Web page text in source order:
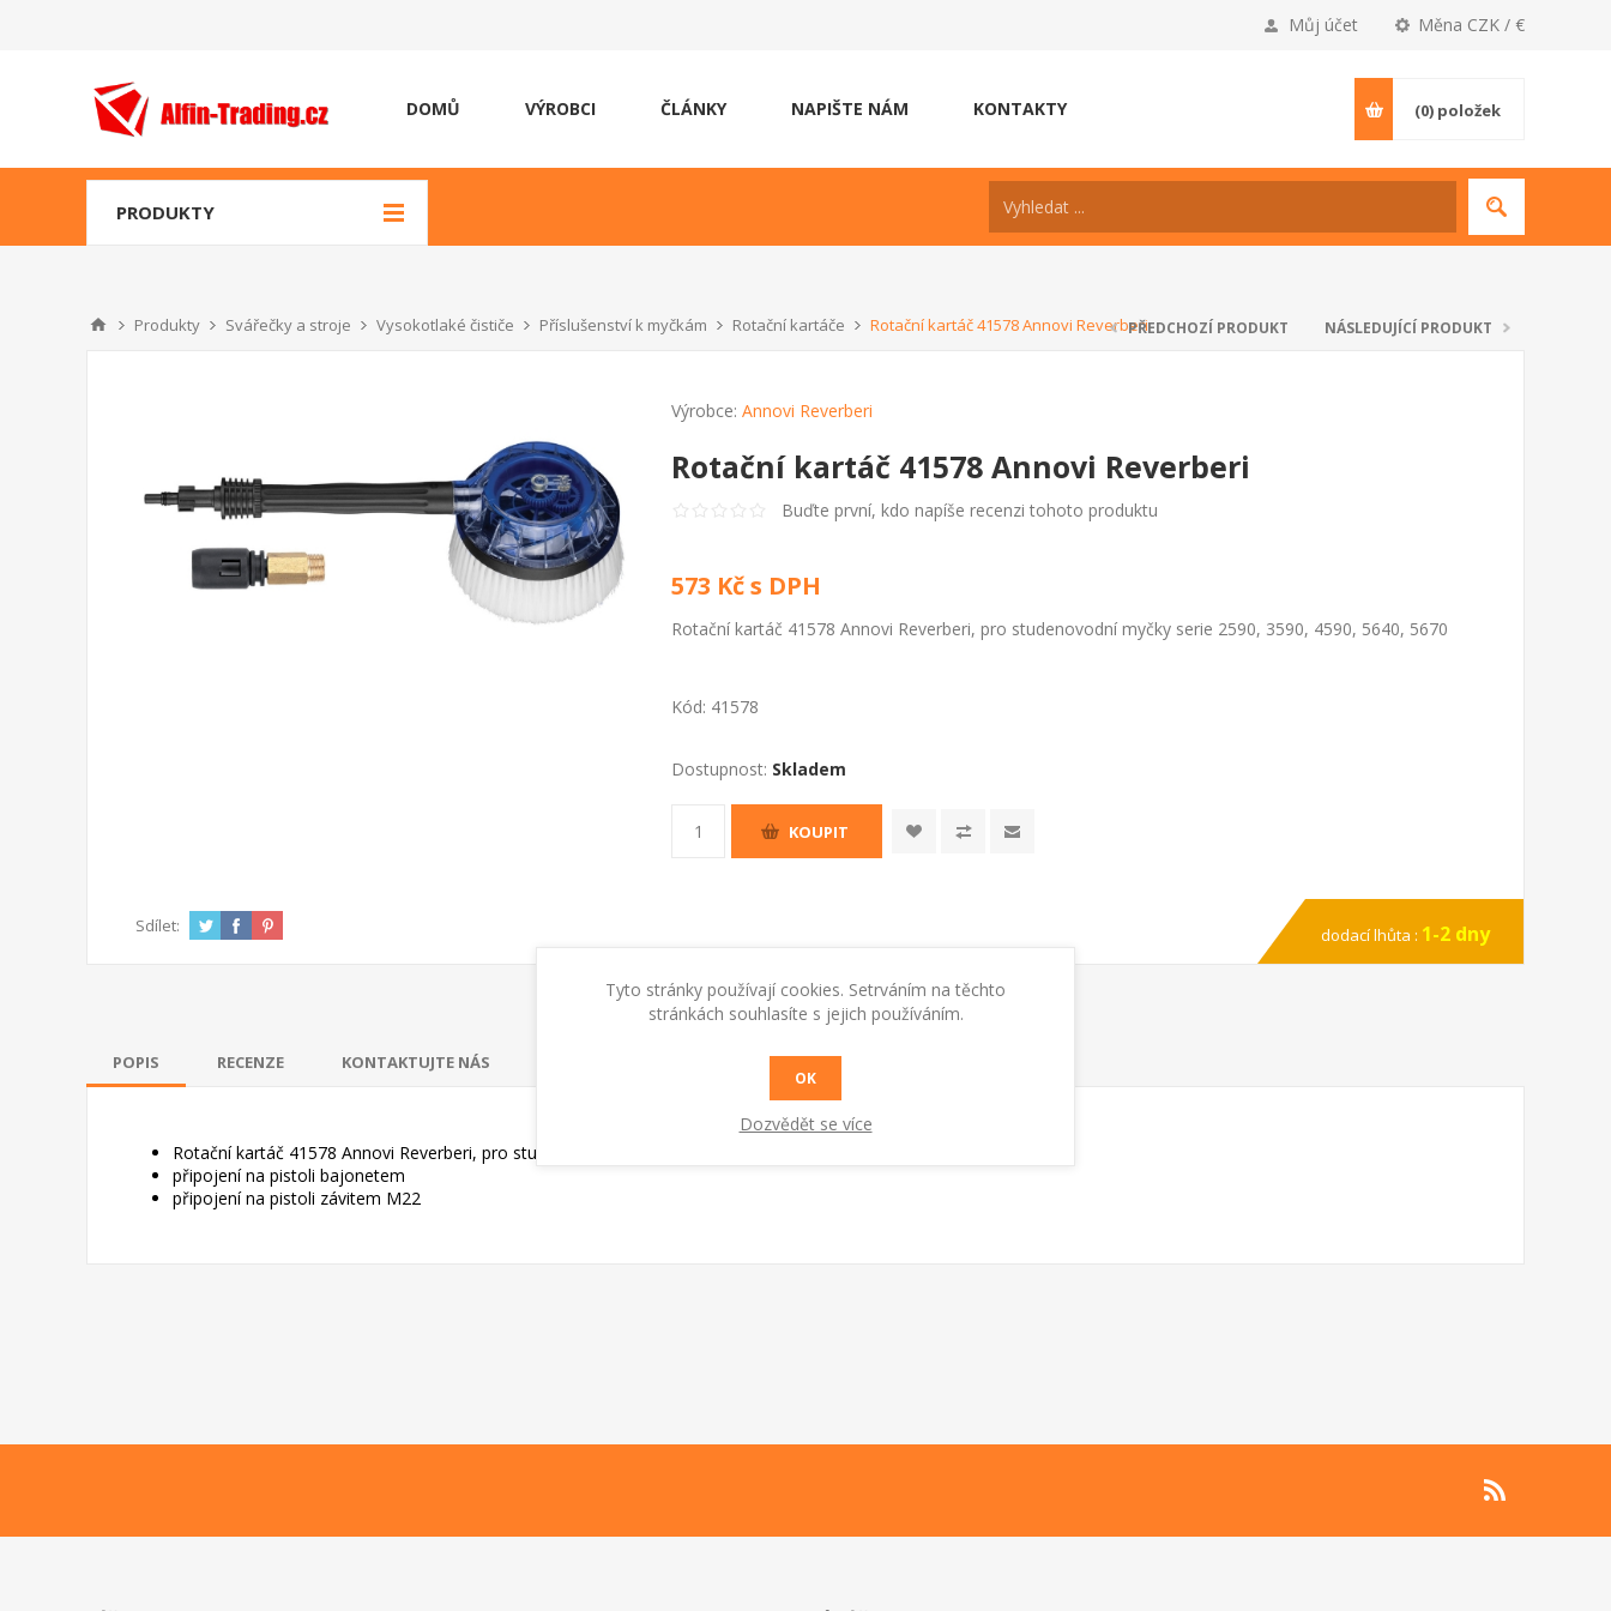
Měna CZK / €
Můj účet
DOMŮ VÝROBCI ČLÁNKY NAPIŠTE NÁM KONTAKTY (0) položek
PRODUKTY
Produkty Svářečky a stroje Vysokotlaké čističe Příslušenství k myčkám Rotační kartáče Rotační kartáč 41578 Annovi ReverberiPŘEDCHOZÍ PRODUKT NÁSLEDUJÍCÍ PRODUKT
Výrobce: Annovi Reverberi
Rotační kartáč 41578 Annovi Reverberi
Buďte první, kdo napíše recenzi tohoto produktu
573 Kč s DPH
Rotační kartáč 41578 Annovi Reverberi, pro studenovodní myčky serie 2590, 3590, 4590, 5640, 5670
Kód: 41578
Dostupnost: Skladem
KOUPIT
Sdílet: dodací lhůta : 1-2 dny
POPIS RECENZE KONTAKTUJTE NÁS
Rotační kartáč 41578 Annovi Reverberi, pro studenovodní myčky serie 2590, 3590, 4590, 5640, 5670
připojení na pistoli bajonetem
připojení na pistoli závitem M22
Tyto stránky používají cookies. Setrváním na těchto
stránkách souhlasíte s jejich používáním.
OK
Dozvědět se více